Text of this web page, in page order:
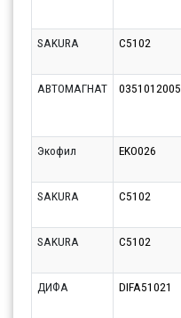
SAKURA
C5102
АВТОМАГНАТ 0351012005
Экофил
EKO026
SAKURA
C5102
SAKURA C5102
ДИФА
DIFA51021